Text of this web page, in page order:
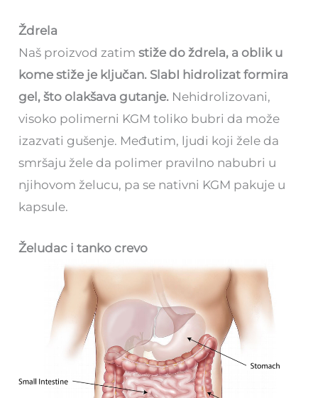
Ždrela
Naš proizvod zatim stiže do ždrela, a oblik u
kome stiže je ključan. SlabI hidrolizat formira
gel, što olakšava gutanje. Nehidrolizovani,
visoko polimerni KGM toliko bubri da može
izazvati gušenje. Međutim, ljudi koji žele da
smršaju žele da polimer pravilno nabubri u
njihovom želucu, pa se nativni KGM pakuje u
kapsule.
Želudac i tanko crevo